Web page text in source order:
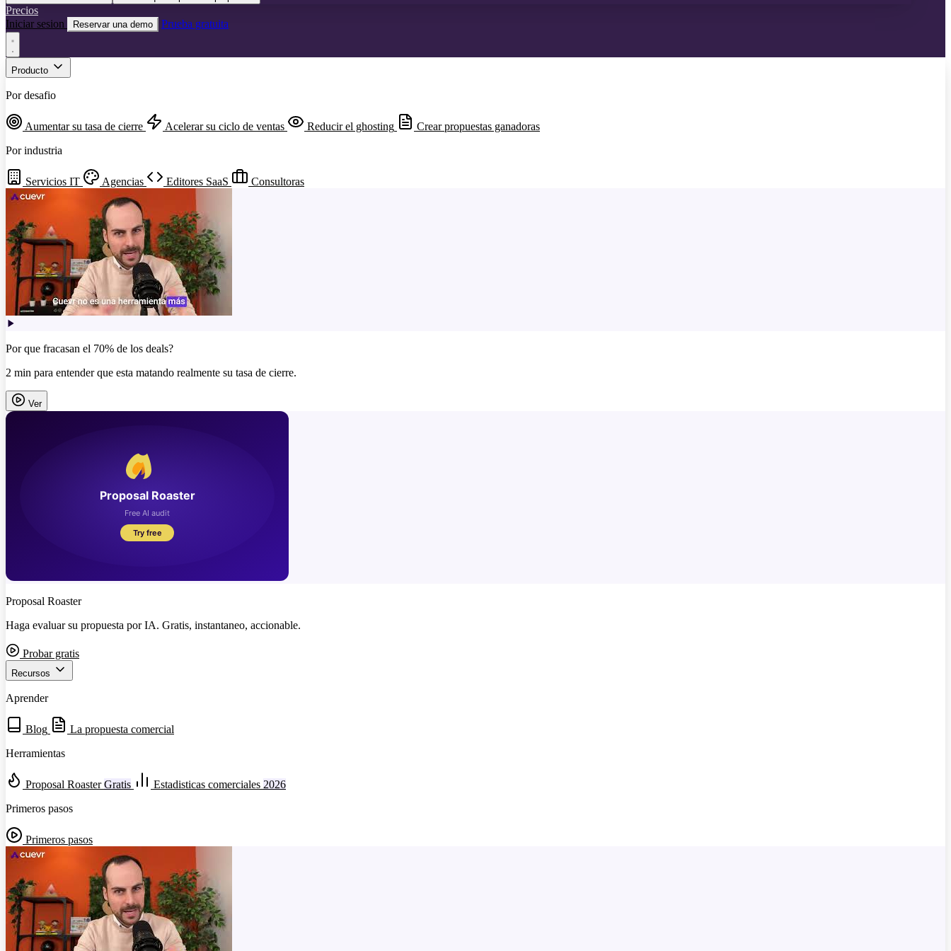
Precios
Iniciar sesion
Reservar una demo Prueba gratuita
Producto
Por desafio
Aumentar su tasa de cierre Acelerar su ciclo de ventas Reducir el ghosting
Crear propuestas ganadoras
Por industria
Servicios IT Agencias Editores SaaS Consultoras
Por que fracasan el 70% de los deals?
2 min para entender que esta matando realmente su tasa de cierre.
Ver
Proposal Roaster
Haga evaluar su propuesta por IA. Gratis, instantaneo, accionable.
Probar gratis
Recursos
Aprender
Blog
La propuesta comercial
Herramientas
Proposal Roaster Gratis Estadisticas comerciales 2026
Primeros pasos
Primeros pasos